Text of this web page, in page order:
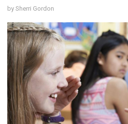
by Sherri Gordon